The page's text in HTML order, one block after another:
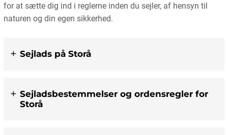
for at sætte dig ind i reglerne inden du sejler, af hensyn til
naturen og din egen sikkerhed.
Sejlads på Storå
Sejladsbestemmelser og ordensregler for
Storå